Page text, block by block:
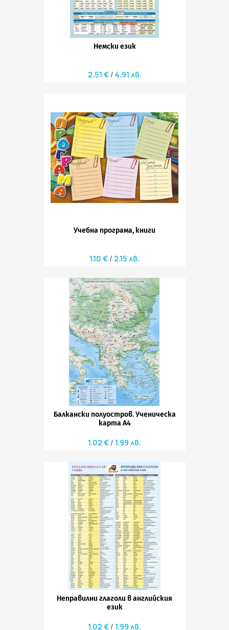
Немски език
2.51 € 4.91 лв.
Учебна програма, книги
1.10 € 2.15 лв.
Балкански полуостров. Ученическа
карта А4
1.02 € 1.99 лв.
Неправилни глаголи в английския
език
1.02 € 1.99 лв.